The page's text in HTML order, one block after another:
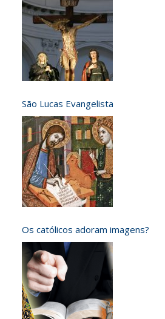
São Lucas Evangelista
Os católicos adoram imagens?